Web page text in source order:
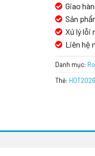
Giao
Sản
Xử lý lỗi
Liên hệ
Danh mục:
Thẻ: HOT2026